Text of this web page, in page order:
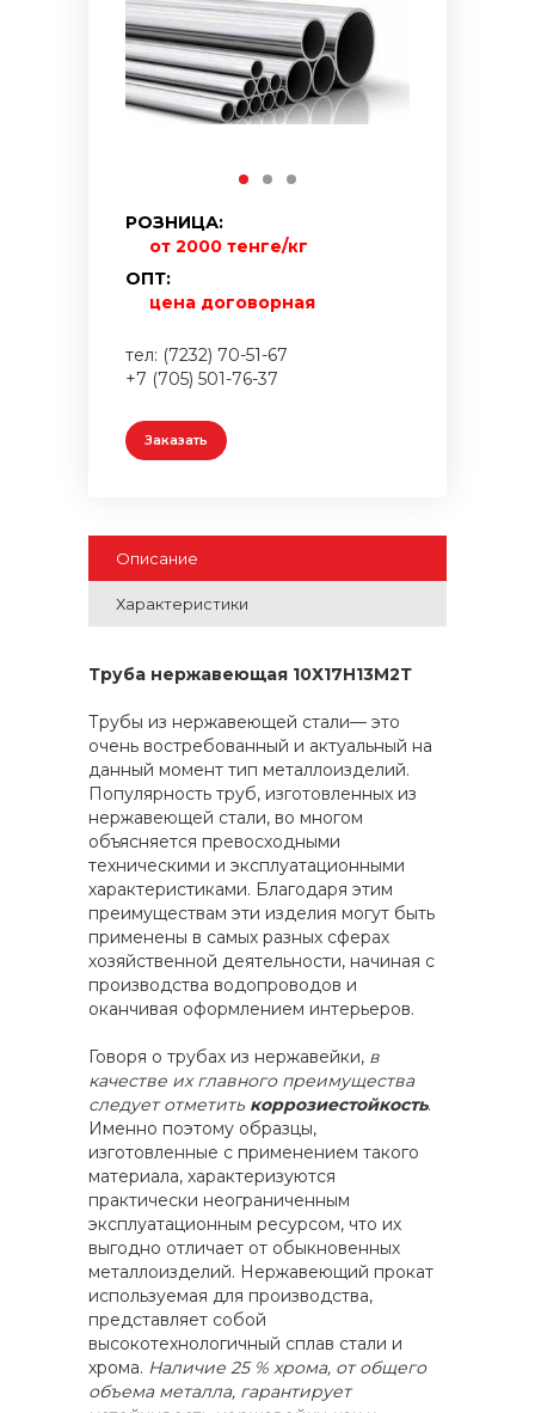
РОЗНИЦА:
от 2000 тенге/кг
ОПТ:
цена договорная
тел: (7232) 70-51-67
+7 (705) 501-76-37
Заказать
Описание
Характеристики
Труба нержавеющая 10Х17Н13М2Т
Трубы из нержавеющей стали— это
очень востребованный и актуальный на
данный момент тип металлоизделий.
Популярность труб, изготовленных из
нержавеющей стали, во многом
объясняется превосходными
техническими и эксплуатационными
характеристиками. Благодаря этим
преимуществам эти изделия могут быть
применены в самых разных сферах
хозяйственной деятельности, начиная с
производства водопроводов и
оканчивая оформлением интерьеров.
Говоря о трубах из нержавейки, в
качестве их главного преимущества
следует отметить коррозиестойкость.
Именно поэтому образцы,
изготовленные с применением такого
материала, характеризуются
практически неограниченным
эксплуатационным ресурсом, что их
выгодно отличает от обыкновенных
металлоизделий. Нержавеющий прокат
используемая для производства,
представляет собой
высокотехнологичный сплав стали и
хрома. Наличие 25 % хрома, от общего
объема металла, гарантирует